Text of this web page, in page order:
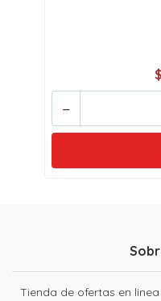
-
Tienda de ofertas en